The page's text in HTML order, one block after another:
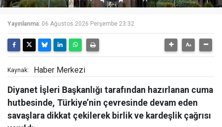
Yayınlanma: 06 Ağustos 2026 Perşembe 23:32
Kaynak: Haber Merkezi
Diyanet İşleri Başkanlığı tarafından hazırlanan cuma
hutbesinde, Türkiye’nin çevresinde devam eden
savaşlara dikkat çekilerek birlik ve kardeşlik çağrısı